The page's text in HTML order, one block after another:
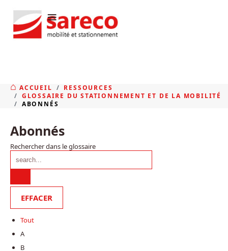
≡
ACCUEIL
RESSOURCES
GLOSSAIRE DU STATIONNEMENT ET DE LA MOBILITÉ
ABONNÉS
Abonnés
Rechercher dans le glossaire
Tout
A
B